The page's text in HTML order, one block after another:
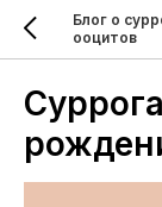
Блог о
ооцитов